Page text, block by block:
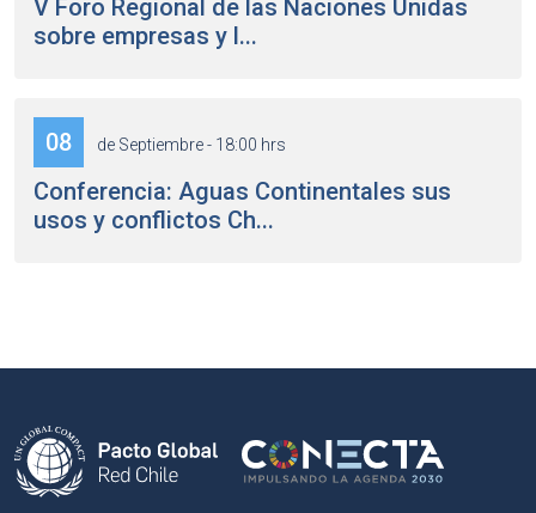
V Foro Regional de las Naciones Unidas
sobre empresas y l...
08 de Septiembre - 18:00 hrs
Conferencia: Aguas Continentales sus
usos y conflictos Ch...